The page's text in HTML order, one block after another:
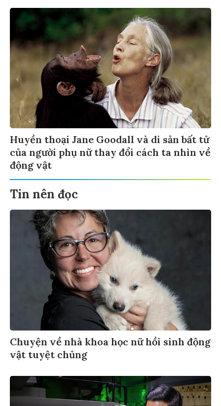
Huyền thoại Jane Goodall và di sản bất tử
của người phụ nữ thay đổi cách ta nhìn về
động vật
Tin nên đọc
Chuyện về nhà khoa học nữ hồi sinh động
vật tuyệt chủng